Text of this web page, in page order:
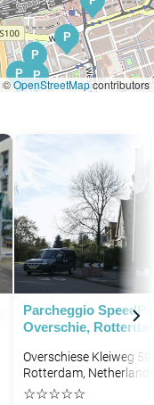
P
P
P P
©OpenStreetMapcontributors
Parcheggio
Overschie,
Overschiese Kleiweg
Rotterdam,
☆☆☆☆☆